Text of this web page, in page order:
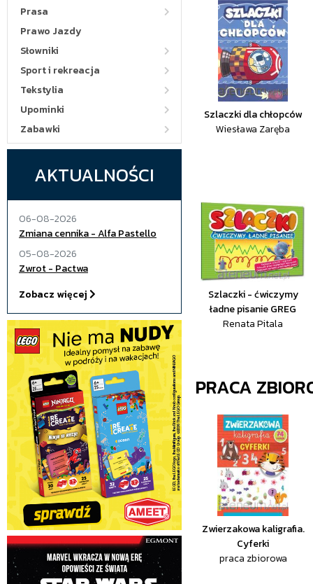
Prasa
Prawo Jazdy
Słowniki
Sport i rekreacja
Tekstylia
Upominki
Zabawki
AKTUALNOŚCI
06-08-2026
Zmiana cennika - Alfa Pastello
05-08-2026
Zwrot - Pactwa
Zobacz więcej
Szlaczki dla chłopców
Wiesława Zaręba
Szlaczki - ćwiczymy
ładne pisanie GREG
Renata Pitala
PRACA
Zwierzakowa kaligrafia.
Cyferki
praca zbiorowa